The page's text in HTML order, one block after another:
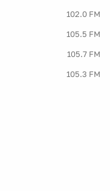
102.0 FM
105.5 FM
105.7 FM
105.3 FM